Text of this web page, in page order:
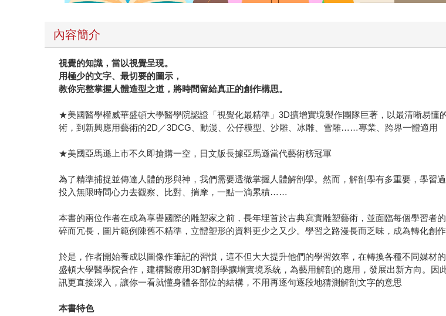
內容簡介
視覺的知識，當以視覺呈現。
用極少的文字、最切要的圖示，
教你完整掌握人體造型之道，將時間留給真正的創作構思。
★美國醫學權威華盛頓大學醫學院認證「視覺化最精準」3D擴增實境製作團隊巨著，以最清晰易
術，到新興應用藝術的2D／3DCG、動漫、公仔模型、沙雕、冰雕、雪雕……專業、跨界一體適用
★美國亞馬遜上市不久即搶購一空，日文版長據亞馬遜當代藝術榜冠軍
為了精準捕捉並傳達人體的形與神，我們需要透徹掌握人體解剖學。然而，解剖學有多重要，學習
投入無限時間心力去觀察、比對、揣摩，一點一滴累積……
本書的兩位作者在成為享譽國際的雕塑家之前，長年埋首於古典寫實雕塑藝術，並面臨每個學習者
碎而冗長，圖片範例陳舊不精準，立體塑形的資料更少之又少。學習之路漫長而乏味，成為轉化創作
於是，作者開始養成以圖像作筆記的習慣，這不但大大提升他們的學習效率，在轉換各種不同媒材
盛頓大學醫學院合作，建構醫療用3D解剖學擴增實境系統，為藝用解剖的應用，發展出新方向。
訊更直接深入，讓你一看就懂身體各部位的結構，不用再逐句逐段地猜測解剖文字的意思
本書特色